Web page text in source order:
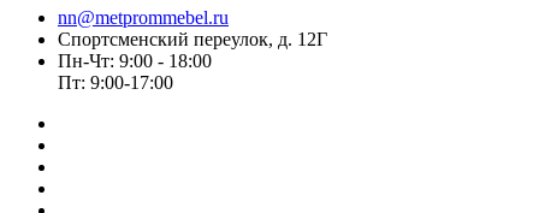
nn@metprommebel.ru
Спортсменский переулок, д. 12Г
Пн-Чт: 9:00 - 18:00
Пт: 9:00-17:00